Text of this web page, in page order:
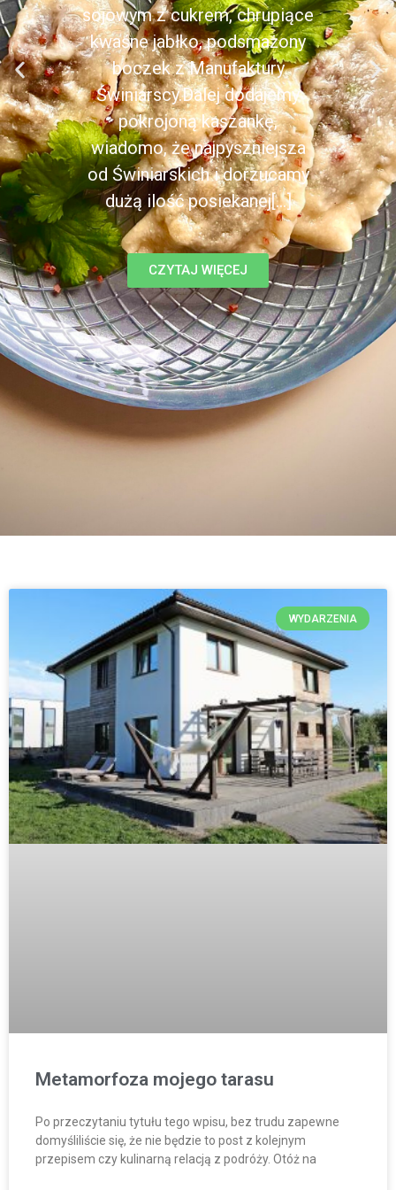
sojowym z cukrem, chrupiące
kwaśne jabłko, podsmażony
boczek z Manufaktury
Świniarscy.Dalej dodajemy
pokrojoną kaszankę,
wiadomo, że najpyszniejsza
od Świniarskich i dorzucamy
dużą ilość posiekanej[...]
CZYTAJ WIĘCEJ
WYDARZENIA
Metamorfoza mojego tarasu
Po przeczytaniu tytułu tego wpisu, bez trudu zapewne
domyśliliście się, że nie będzie to post z kolejnym
przepisem czy kulinarną relacją z podróży. Otóż na